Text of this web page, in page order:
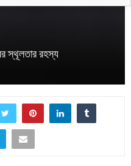
স্থূলতার রহস্য